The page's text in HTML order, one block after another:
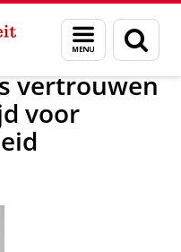
Menu
en
zoeken
vertrouwen
voor